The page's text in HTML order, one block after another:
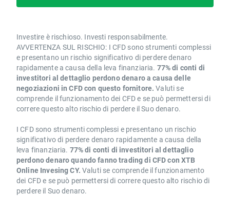
Investire è rischioso. Investi responsabilmente.
AVVERTENZA SUL RISCHIO: I CFD sono strumenti complessi
e presentano un rischio significativo di perdere denaro
rapidamente a causa della leva finanziaria. 77% di conti di
investitori al dettaglio perdono denaro a causa delle
negoziazioni in CFD con questo fornitore. Valuti se
comprende il funzionamento dei CFD e se può permettersi di
correre questo alto rischio di perdere il Suo denaro.
I CFD sono strumenti complessi e presentano un rischio
significativo di perdere denaro rapidamente a causa della
leva finanziaria. 77% di conti di investitori al dettaglio
perdono denaro quando fanno trading di CFD con XTB
Online Invesing CY. Valuti se comprende il funzionamento
dei CFD e se può permettersi di correre questo alto rischio di
perdere il Suo denaro.